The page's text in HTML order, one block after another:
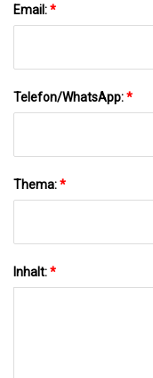
Email:*
Telefon/WhatsApp:*
Thema:*
Inhalt:*